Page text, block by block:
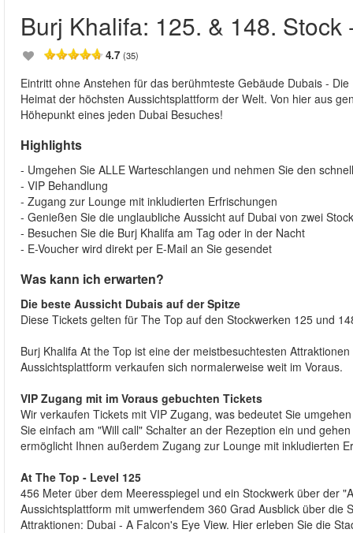
Burj Khalifa: 125. & 148.
4.7 (35)
Eintritt ohne Anstehen für das berühmteste Gebäude Dubais -
Heimat der höchsten Aussichtsplattform der Welt. Von hier aus
Höhepunkt eines jeden Dubai Besuches!
Highlights
- Umgehen Sie ALLE Warteschlangen und nehmen Sie den
- VIP Behandlung
- Zugang zur Lounge mit inkludierten Erfrischungen
- Genießen Sie die unglaubliche Aussicht auf Dubai von zwei
- Besuchen Sie die Burj Khalifa am Tag oder in der Nacht
- E-Voucher wird direkt per E-Mail an Sie gesendet
Was kann ich erwarten?
Die beste Aussicht Dubais auf der Spitze
Diese Tickets gelten für The Top auf den Stockwerken 125 und
Burj Khalifa At the Top ist eine der meistbesuchtesten
Aussichtsplattform verkaufen sich normalerweise weit im Voraus.
VIP Zugang mit im Voraus gebuchten Tickets
Wir verkaufen Tickets mit VIP Zugang, was bedeutet Sie
Sie einfach am "Will call" Schalter an der Rezeption ein und
ermöglicht Ihnen außerdem Zugang zur Lounge mit inkludierten
At The Top - Level 125
456 Meter über dem Meeresspiegel und ein Stockwerk über der
Aussichtsplattform mit umwerfendem 360 Grad Ausblick über
Attraktionen: Dubai - A Falcon's Eye View. Hier erleben Sie die